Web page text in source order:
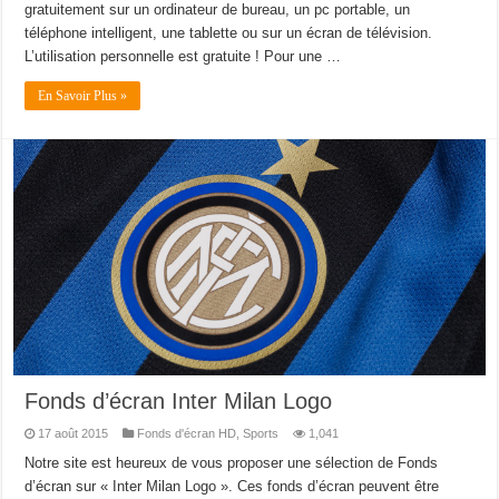
gratuitement sur un ordinateur de bureau, un pc portable, un
téléphone intelligent, une tablette ou sur un écran de télévision.
L’utilisation personnelle est gratuite ! Pour une …
En Savoir Plus »
Fonds d’écran Inter Milan Logo
17 août 2015 Fonds d'écran HD ,Sports 1,041
Notre site est heureux de vous proposer une sélection de Fonds
d’écran sur « Inter Milan Logo ». Ces fonds d’écran peuvent être